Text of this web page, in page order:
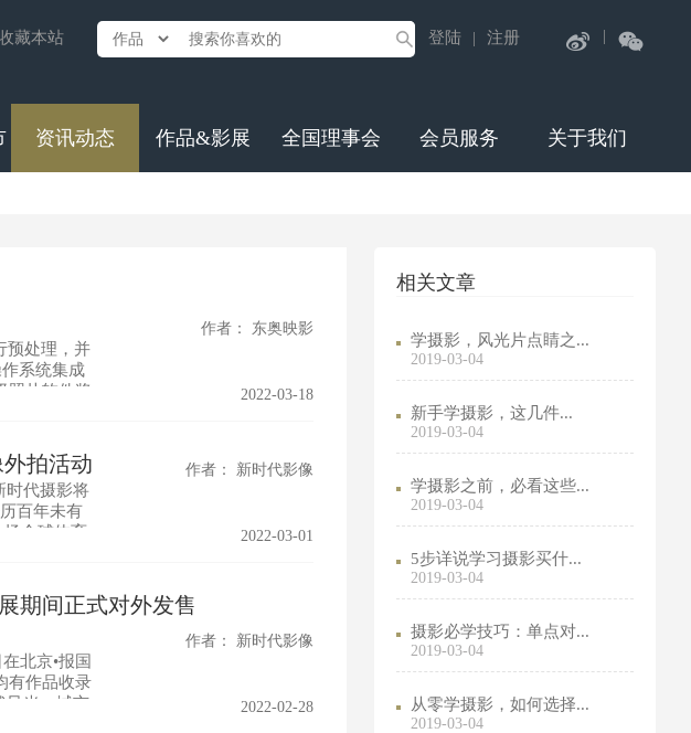
藏本站 登陆 注册
资讯动态 作品&影展 全国理事会 会员服务 关于我们
作者： 东奥映影
预处理，并
系统集成
照片软件奖
2022-03-18
拍活动 作者： 新时代影像
时代摄影将
百年未有
场全球体育
2022-03-01
期间正式对外发售
作者： 新时代影像
北京•报国
有作品收录
光、城市
2022-02-28
相关文章
学摄影，风光片点睛之...
2019-03-04
新手学摄影，这几件...
2019-03-04
学摄影之前，必看这些...
2019-03-04
5步详说学习摄影买什...
2019-03-04
摄影必学技巧：单点对...
2019-03-04
从零学摄影，如何选择...
2019-03-04